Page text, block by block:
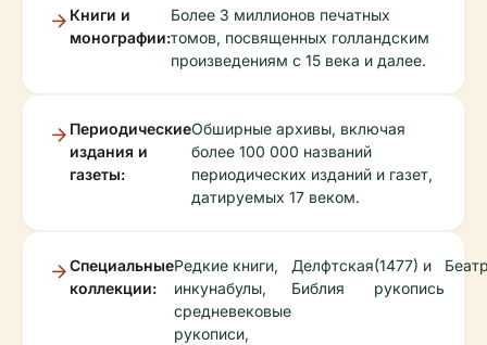
Книги и
монографии:
Более 3 миллионов печатных
томов, посвященных голландским
произведениям с 15 века и далее.
Периодические
издания и
газеты:
Обширные архивы, включая
более 100 000 названий
периодических изданий и газет,
датируемых 17 веком.
Специальные
коллекции:
Редкие книги,
инкунабулы,
средневековые
рукописи,
Делфтская
Библия
(1477) и
рукопись